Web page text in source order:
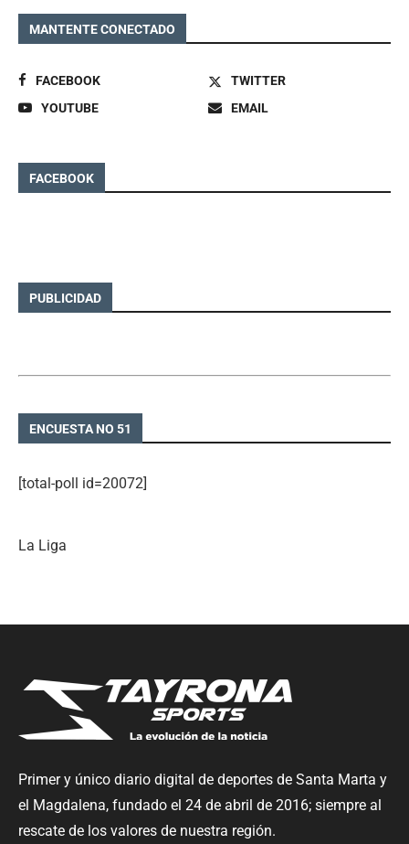
MANTENTE CONECTADO
FACEBOOK
TWITTER
YOUTUBE
EMAIL
FACEBOOK
PUBLICIDAD
ENCUESTA NO 51
[total-poll id=20072]
La Liga
Primer y único diario digital de deportes de Santa Marta y
el Magdalena, fundado el 24 de abril de 2016; siempre al
rescate de los valores de nuestra región.